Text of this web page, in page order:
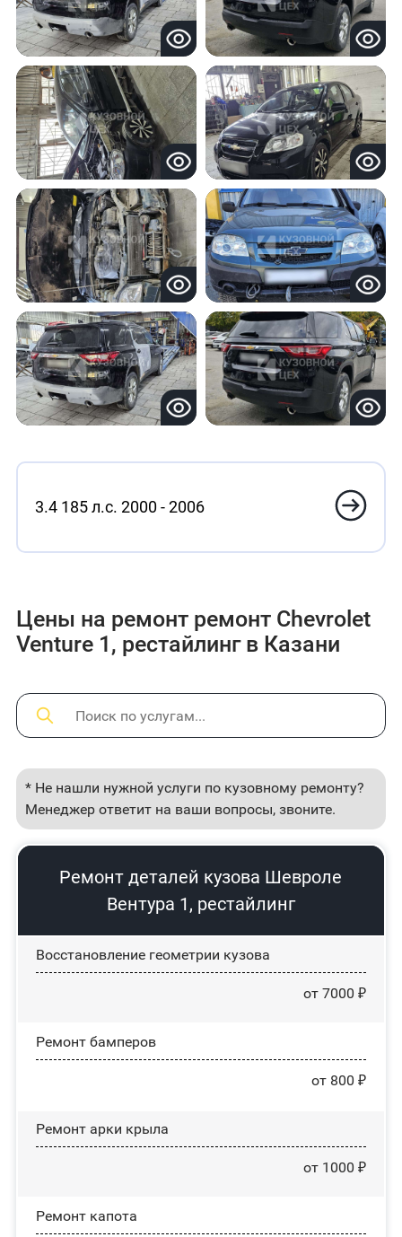
3.4 185 л.с. 2000 - 2006
Цены на ремонт ремонт Chevrolet
Venture 1, рестайлинг в Казани
* Не нашли нужной услуги по кузовному ремонту?
Менеджер ответит на ваши вопросы, звоните.
Ремонт деталей кузова Шевроле
Вентура 1, рестайлинг
Восстановление геометрии кузова
от 7000 ₽
Ремонт бамперов
от 800 ₽
Ремонт арки крыла
от 1000 ₽
Ремонт капота